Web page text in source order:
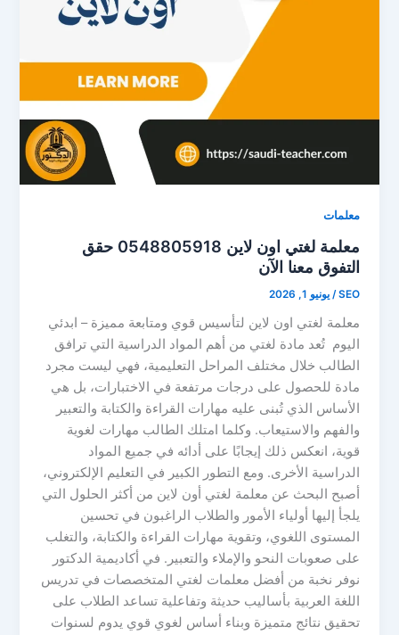
معلمات
معلمة لغتي اون لاين 0548805918 حقق
التفوق معنا الآن
SEO
/يونيو 1, 2026
معلمة لغتي اون لاين لتأسيس قوي ومتابعة مميزة – ابدئي
اليوم تُعد مادة لغتي من أهم المواد الدراسية التي ترافق
الطالب خلال مختلف المراحل التعليمية، فهي ليست مجرد
مادة للحصول على درجات مرتفعة في الاختبارات، بل هي
الأساس الذي تُبنى عليه مهارات القراءة والكتابة والتعبير
والفهم والاستيعاب. وكلما امتلك الطالب مهارات لغوية
قوية، انعكس ذلك إيجابًا على أدائه في جميع المواد
الدراسية الأخرى. ومع التطور الكبير في التعليم الإلكتروني،
أصبح البحث عن معلمة لغتي أون لاين من أكثر الحلول التي
يلجأ إليها أولياء الأمور والطلاب الراغبون في تحسين
المستوى اللغوي، وتقوية مهارات القراءة والكتابة، والتغلب
على صعوبات النحو والإملاء والتعبير. في أكاديمية الدكتور
نوفر نخبة من أفضل معلمات لغتي المتخصصات في تدريس
اللغة العربية بأساليب حديثة وتفاعلية تساعد الطلاب على
تحقيق نتائج متميزة وبناء أساس لغوي قوي يدوم لسنوات